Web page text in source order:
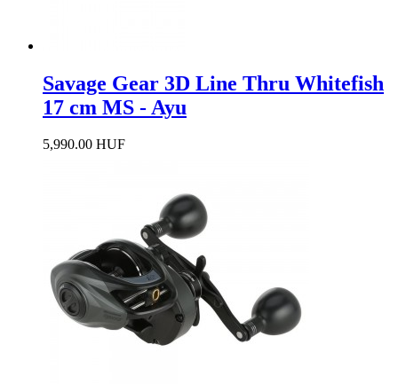
Savage Gear 3D Line Thru Whitefish
17 cm MS - Ayu
5,990.00 HUF